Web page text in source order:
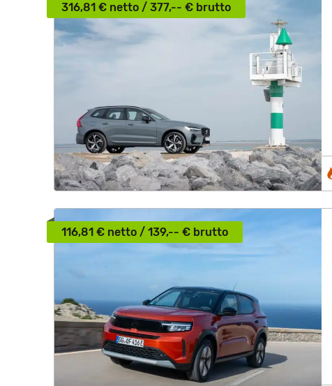
316,81 € netto / 377,-- € brutto
116,81 € netto / 139,-- € brutto